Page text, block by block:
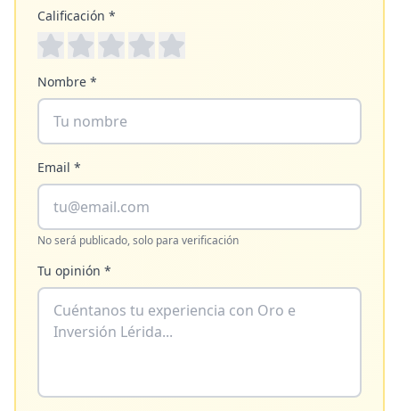
Calificación *
Nombre *
Email *
No será publicado, solo para verificación
Tu opinión *